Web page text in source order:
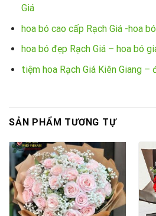
Giá
hoa bó cao cấp Rạch Giá -hoa
hoa bó đẹp Rạch Giá – hoa bó
tiệm hoa Rạch Giá Kiên Giang –
SẢN PHẨM TƯƠNG TỰ